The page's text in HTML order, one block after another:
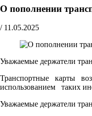
О пополнении
/ 11.05.2025
Уважаемые держатели
Транспортные карты
использованием таких
Уважаемые держатели